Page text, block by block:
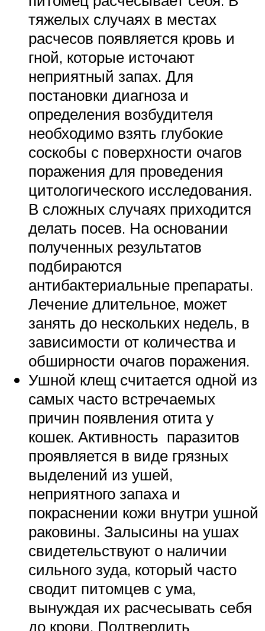
тяжелых случаях в местах
расчесов появляется кровь и
гной, которые источают
неприятный запах. Для
постановки диагноза и
определения возбудителя
необходимо взять глубокие
соскобы с поверхности очагов
поражения для проведения
цитологического исследования.
В сложных случаях приходится
делать посев. На основании
полученных результатов
подбираются
антибактериальные препараты.
Лечение длительное, может
занять до нескольких недель, в
зависимости от количества и
обширности очагов поражения.
Ушной клещ считается одной из
самых часто встречаемых
причин появления отита у
кошек. Активность паразитов
проявляется в виде грязных
выделений из ушей,
неприятного запаха и
покраснении кожи внутри ушной
раковины. Залысины на ушах
свидетельствуют о наличии
сильного зуда, который часто
сводит питомцев с ума,
вынуждая их расчесывать себя
до крови. Подтвердить